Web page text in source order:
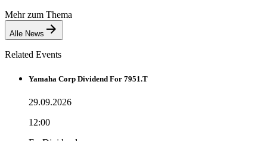
Mehr zum Thema
Alle News
Related Events
Yamaha Corp Dividend For 7951.T
29.09.2026
12:00